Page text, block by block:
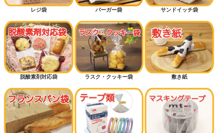
レジ袋 バーガー袋 サンドイッチ袋
脱酸素剤対応袋 ラスク・クッキー袋 敷き紙